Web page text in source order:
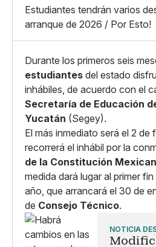
X
Whatsapp
Copiar enlace
Estudiantes tendrán varios
arranque de 2026 / Por Esto!
Durante los primeros seis
estudiantes del estado
inhábiles, de acuerdo con el
Secretaría de Educación
Yucatán (Segey).
El más inmediato será el 2 de
recorrerá el inhábil por la
de la Constitución
medida dará lugar al primer
año, que arrancará el 30 de
de Consejo Técnico.
NOTICIA